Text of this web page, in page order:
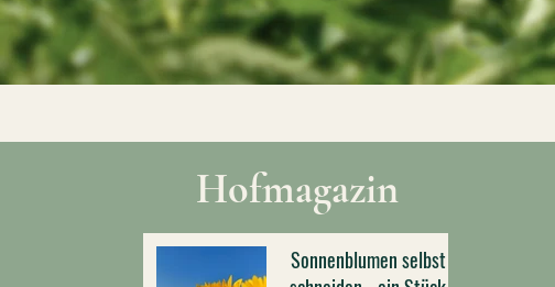
Hofmagazin
Sonnenblumen selbst